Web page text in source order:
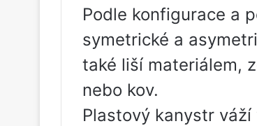
Podle konfigurace a
symetrické a
také liší materiálem,
nebo kov.
Plastový kanystr